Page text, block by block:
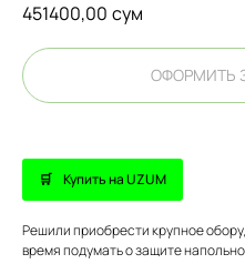
451400,00 сум
ОФОРМИТЬ
Купить на UZUM
Решили приобрести крупное
время подумать о защите